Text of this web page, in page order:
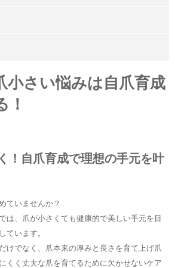
小さい悩みは自爪育成
！
！自爪育成で理想の手元を叶
ていませんか？
は、爪が小さくても健康的で美しい手元を目
ています。
けでなく、爪本来の厚みと長さを育て上げ爪
くく丈夫な爪を育てるために欠かせないケア